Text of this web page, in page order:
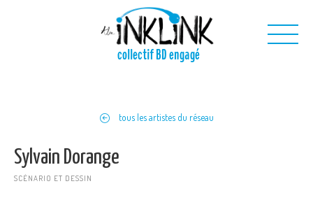
collectif BD engagé
Nos projets
tous les artistes du réseau
Sylvain Dorange
SCÉNARIO ET DESSIN